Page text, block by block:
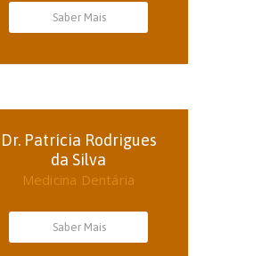
Saber Mais
Dr. Patrícia Rodrigues
da Silva
Medicina Dentária
Saber Mais